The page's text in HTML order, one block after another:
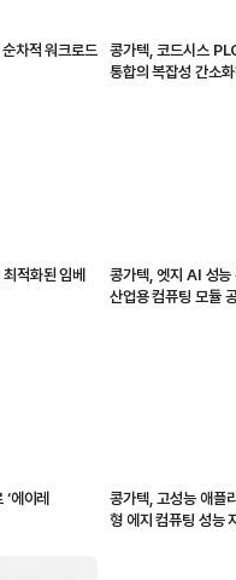
차적 워크로드
콩가텍, 코드시스
통합의 복잡성 간소화
적화된 임베
콩가텍, 엣지 AI 성능
산업용 컴퓨팅 모듈
에이레
콩가텍, 고성능 애플
형 에지 컴퓨팅 성능